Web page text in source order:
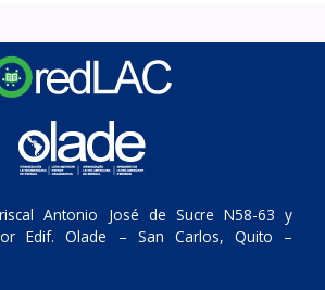
Antonio José de Sucre N58-63 y
Edif. Olade – San Carlos, Quito –